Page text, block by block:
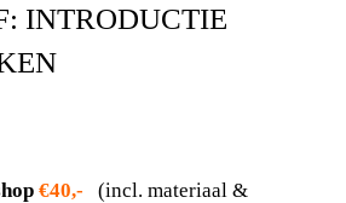
INTRODUCTIE
€40,-
(incl. materiaal &